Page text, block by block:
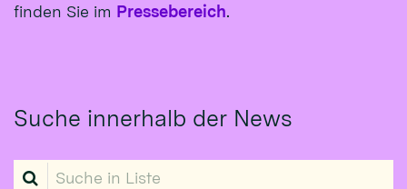
finden Sie im Pressebereich.
Suche innerhalb der News
Suche in Liste